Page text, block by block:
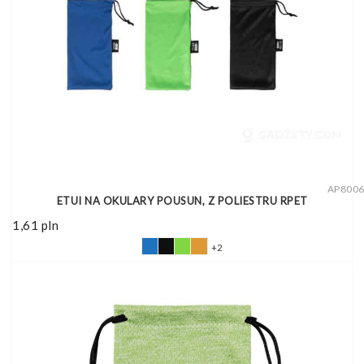
ETUI NA OKULARY POUSUN, Z POLIESTRU RPET
1,61 pln
+2